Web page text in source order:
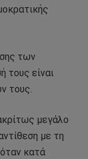
των
τους είναι
τους.
μεγάλο
με τη
κατά